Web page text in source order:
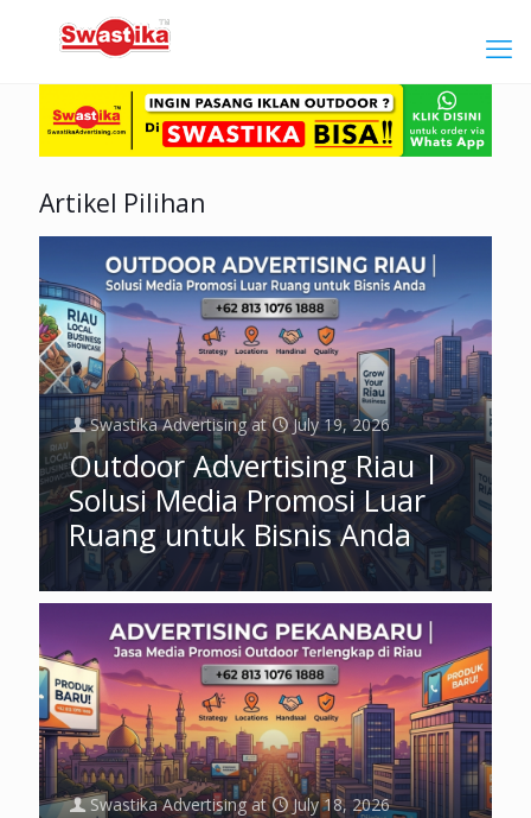
Artikel Pilihan
Swastika Advertising at July 19, 2026
Outdoor Advertising Riau |
Solusi Media Promosi Luar
Ruang untuk Bisnis Anda
Swastika Advertising at July 18, 2026